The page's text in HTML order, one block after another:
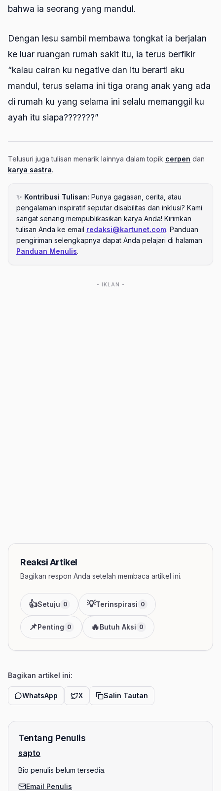
bahwa ia seorang yang mandul.
Dengan lesu sambil membawa tongkat ia berjalan
ke luar ruangan rumah sakit itu, ia terus berfikir
“kalau cairan ku negative dan itu berarti aku
mandul, terus selama ini tiga orang anak yang ada
di rumah ku yang selama ini selalu memanggil ku
ayah itu siapa???????”
Telusuri juga tulisan menarik lainnya dalam topik cerpen dan
karya sastra.
✨ Kontribusi Tulisan: Punya gagasan, cerita, atau
pengalaman inspiratif seputar disabilitas dan inklusi? Kami
sangat senang mempublikasikan karya Anda! Kirimkan
tulisan Anda ke email redaksi@kartunet.com. Panduan
pengiriman selengkapnya dapat Anda pelajari di halaman
Panduan Menulis.
- IKLAN -
Reaksi Artikel
Bagikan respon Anda setelah membaca artikel ini.
👍Setuju 0 💡Terinspirasi 0
📌Penting 0 🔥Butuh Aksi 0
Bagikan artikel ini:
WhatsApp X Salin Tautan
Tentang Penulis
sapto
Bio penulis belum tersedia.
Email Penulis